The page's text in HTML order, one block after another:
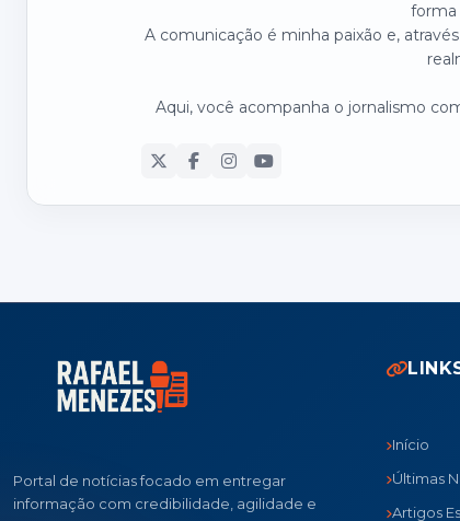
forma
A comunicação é minha paixão e,
Aqui, você acompanha o jornalismo
Portal de notícias focado em entregar
informação com credibilidade, agilidade e
Início
Últimas
Artigos